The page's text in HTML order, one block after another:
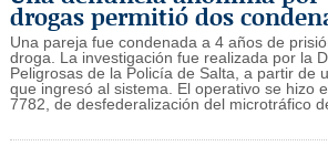
drogas permitió dos
Una pareja fue condenada a 4 años de
droga. La investigación fue realizada por la
Peligrosas de la Policía de Salta, a partir de
que ingresó al sistema. El operativo se hizo
7782, de desfederalización del microtráfico